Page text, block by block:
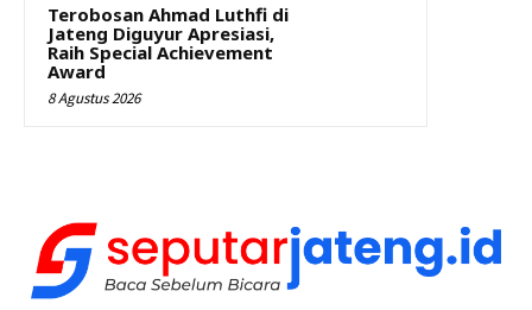
Terobosan Ahmad Luthfi di
Jateng Diguyur Apresiasi,
Raih Special Achievement
Award
8 Agustus 2026